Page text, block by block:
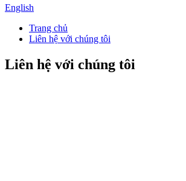
English
Trang chủ
Liên hệ với chúng tôi
Liên hệ với chúng tôi